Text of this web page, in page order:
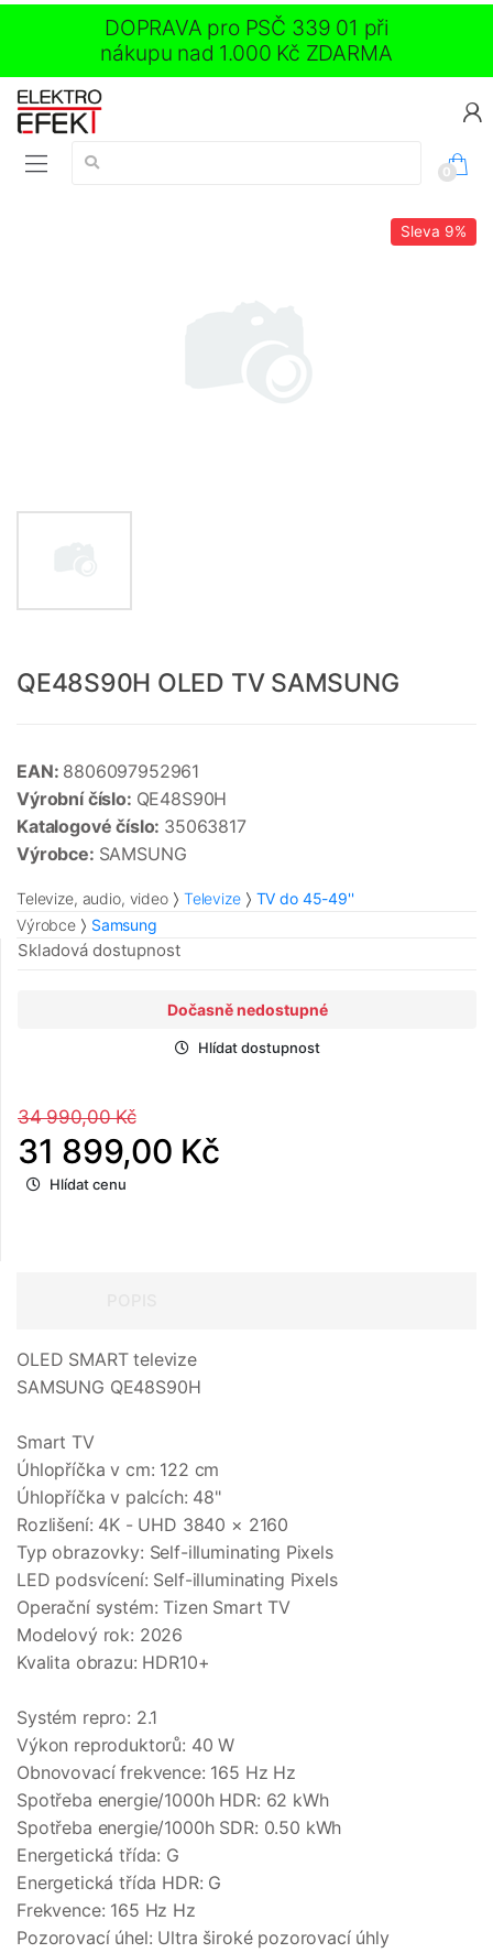
DOPRAVA pro PSČ 339 01 při
nákupu nad 1.000 Kč ZDARMA
Vyhledávání:
0
Sleva 9%
QE48S90H OLED TV SAMSUNG
EAN: 8806097952961
Výrobní číslo: QE48S90H
Katalogové číslo: 35063817
Výrobce: SAMSUNG
Televize, audio, video Televize
TV do 45-49''
Výrobce
Samsung
Skladová dostupnost
Dočasně nedostupné
Hlídat dostupnost
34 990,00 Kč
31 899,00 Kč
Hlídat cenu
OLED SMART televize
SAMSUNG QE48S90H
Smart TV
Úhlopříčka v cm: 122 cm
Úhlopříčka v palcích: 48"
Rozlišení: 4K - UHD 3840 × 2160
Typ obrazovky: Self-illuminating Pixels
LED podsvícení: Self-illuminating Pixels
Operační systém: Tizen Smart TV
Modelový rok: 2026
Kvalita obrazu: HDR10+
Systém repro: 2.1
Výkon reproduktorů: 40 W
Obnovovací frekvence: 165 Hz Hz
Spotřeba energie/1000h HDR: 62 kWh
Spotřeba energie/1000h SDR: 0.50 kWh
Energetická třída: G
Energetická třída HDR: G
Frekvence: 165 Hz Hz
Pozorovací úhel: Ultra široké pozorovací úhly